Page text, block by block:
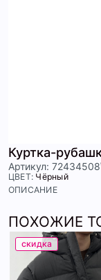
Куртка-
Артикул:
ЦВЕТ: Чёрный
ОПИСАНИЕ
ПОХОЖИЕ
скидка